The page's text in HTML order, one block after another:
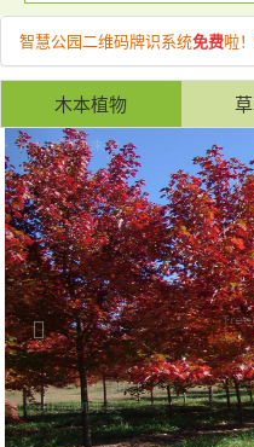
智慧公园二维码牌识系统免费啦
木本植物